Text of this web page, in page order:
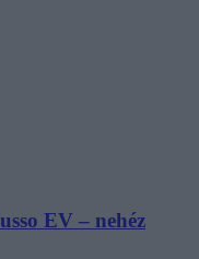
EV – nehéz